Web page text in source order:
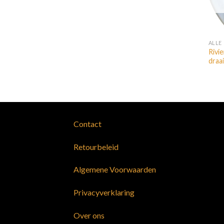
ALLE
Contact
Retourbeleid
Algemene Voorwaarden
Privacyverklaring
Over ons